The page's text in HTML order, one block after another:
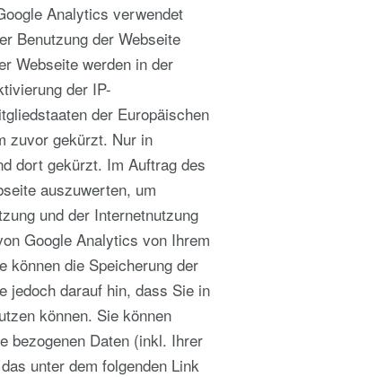
Analytics verwendet
Benutzung der Webseite
Webseite werden in der
der IP-
der Europäischen
zuvor gekürzt. Nur in
dort gekürzt. Im Auftrag des
auszuwerten, um
und der Internetnutzung
Google Analytics von Ihrem
können die Speicherung der
jedoch darauf hin, dass Sie in
können. Sie können
bezogenen Daten (inkl. Ihrer
unter dem folgenden Link